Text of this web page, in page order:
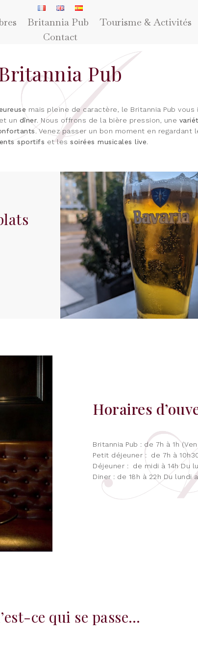
Britannia Pub
Tourisme & Activités
Contact
Pub
mais pleine de caractère, le Britannia Pub vous
et un dîner. Nous offrons de la bière pression, une
. Venez passer un bon moment en regardant
sportifs et les soirées musicales live.
Horaires
Britannia Pub : de 7h à 1h
Petit déjeuner : de 7h à
Déjeuner : de midi à 14h Du
Diner : de 18h à 22h Du lundi
ce qui se passe…